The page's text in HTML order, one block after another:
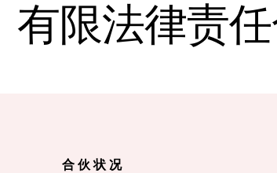
有限法律责
合 伙 状 况